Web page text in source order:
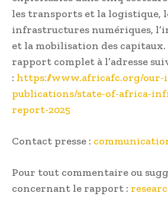
les transports et la logistique,
infrastructures numériques,
et la mobilisation des capitaux.
rapport complet à l’adresse
: https://www.africafc.org/our-
publications/state-of-africa-
report-2025
Contact presse :
Pour tout commentaire ou
concernant le rapport :